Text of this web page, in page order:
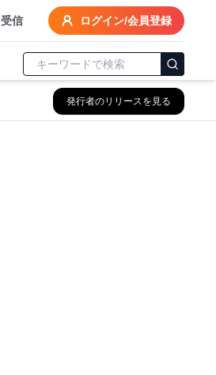
信 ログイン/会員登録
発行者のリリースを見る